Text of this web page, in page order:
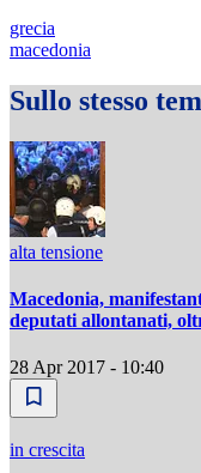
grecia
macedonia
Sullo stesso
alta tensione
Macedonia,
deputati allontanati,
28 Apr 2017 - 10:40
in crescita